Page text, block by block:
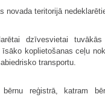
novada teritorijā
dzīvesvietai
koplietošanas ceļu
transportu.
bērnu reģistrā, katram